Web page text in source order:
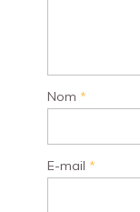
Nom *
E-mail *